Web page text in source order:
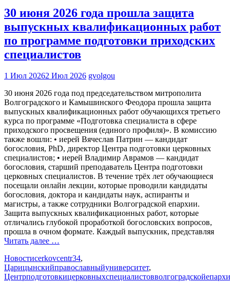
30 июня 2026 года прошла защита
выпускных квалификационных работ
по программе подготовки приходских
специалистов
1 Июл 20262 Июл 2026 gvolgou
30 июня 2026 года под председательством митрополита
Волгоградского и Камышинского Феодора прошла защита
выпускных квалификационных работ обучающихся третьего
курса по программе «Подготовка специалиста в сфере
приходского просвещения (единого профиля)». В комиссию
также вошли: • иерей Вячеслав Патрин — кандидат
богословия, PhD, директор Центра подготовки церковных
специалистов; • иерей Владимир Аврамов — кандидат
богословия, старший преподаватель Центра подготовки
церковных специалистов. В течение трёх лет обучающиеся
посещали онлайн лекции, которые проводили кандидаты
богословия, доктора и кандидаты наук, аспиранты и
магистры, а также сотрудники Волгоградской епархии.
Защита выпускных квалификационных работ, которые
отличались глубокой проработкой богословских вопросов,
прошла в очном формате. Каждый выпускник, представляя
Читать далее …
Новостиcerkovcentr34,
Царицынскийправославныйуниверситет,